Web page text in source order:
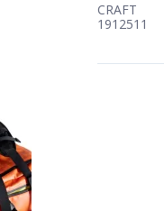
CRAFT
1912511